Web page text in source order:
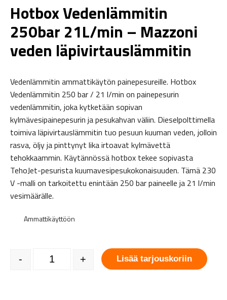
Hotbox Vedenlämmitin
250bar 21L/min – Mazzoni
veden läpivirtauslämmitin
Vedenlämmitin ammattikäytön painepesureille. Hotbox
Vedenlämmitin 250 bar / 21 l/min on painepesurin
vedenlämmitin, joka kytketään sopivan
kylmävesipainepesurin ja pesukahvan väliin. Dieselpolttimella
toimiva läpivirtauslämmitin tuo pesuun kuuman veden, jolloin
rasva, öljy ja pinttynyt lika irtoavat kylmävettä
tehokkaammin. Käytännössä hotbox tekee sopivasta
TehoJet-pesurista kuumavesipesukokonaisuuden. Tämä 230
V -malli on tarkoitettu enintään 250 bar paineelle ja 21 l/min
vesimäärälle.
Ammattikäyttöön
Hotbox Vedenlämmitin 250bar 21L/min - Mazzoni veden
- + Lisää tarjouskoriin